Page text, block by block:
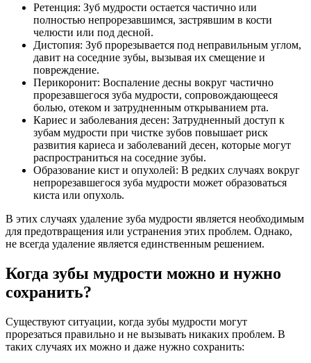
Ретенция: Зуб мудрости остается частично или
полностью непрорезавшимся, застрявшим в кости
челюсти или под десной.
Дистопия: Зуб прорезывается под неправильным углом,
давит на соседние зубы, вызывая их смещение и
повреждение.
Перикоронит: Воспаление десны вокруг частично
прорезавшегося зуба мудрости, сопровождающееся
болью, отеком и затрудненным открыванием рта.
Кариес и заболевания десен: Затрудненный доступ к
зубам мудрости при чистке зубов повышает риск
развития кариеса и заболеваний десен, которые могут
распространиться на соседние зубы.
Образование кист и опухолей: В редких случаях вокруг
непрорезавшегося зуба мудрости может образоваться
киста или опухоль.
В этих случаях удаление зуба мудрости является необходимым
для предотвращения или устранения этих проблем. Однако,
не всегда удаление является единственным решением.
Когда зубы мудрости можно и нужно
сохранить?
Существуют ситуации, когда зубы мудрости могут
прорезаться правильно и не вызывать никаких проблем. В
таких случаях их можно и даже нужно сохранить: